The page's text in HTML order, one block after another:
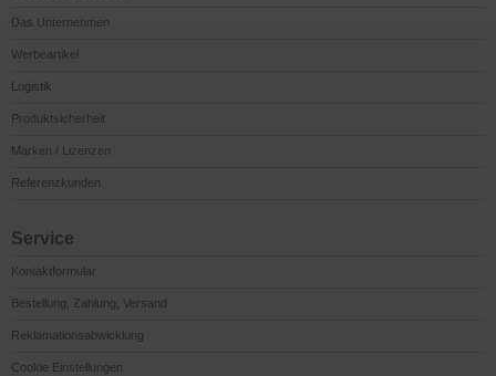
Das Unternehmen
Werbeartikel
Logistik
Produktsicherheit
Marken / Lizenzen
Referenzkunden
Service
Kontaktformular
Bestellung, Zahlung, Versand
Reklamationsabwicklung
Cookie Einstellungen